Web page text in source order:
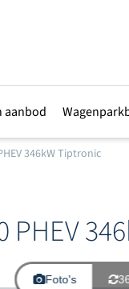
aanbod
346kW Tiptronic
PHEV
Foto's